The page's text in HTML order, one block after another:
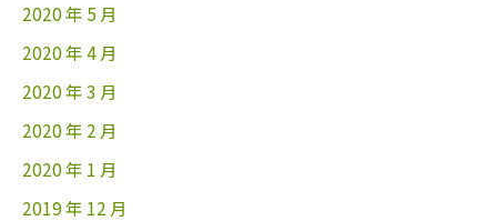
2020 年 5 月
2020 年 4 月
2020 年 3 月
2020 年 2 月
2020 年 1 月
2019 年 12 月